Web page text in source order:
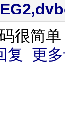
很简
复 更